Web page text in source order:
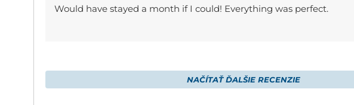
Would have stayed a month if I could! Everything was perfect.
NAČÍTAŤ ĎALŠIE RECENZIE